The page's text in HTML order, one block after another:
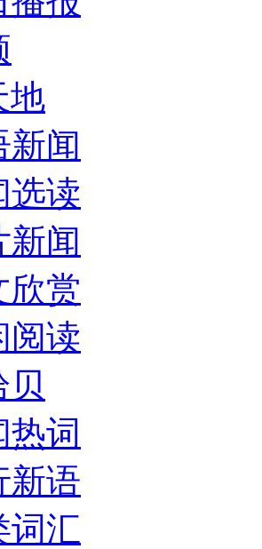
地
新闻
选读
新闻
欣赏
阅读
热词
新语
词汇